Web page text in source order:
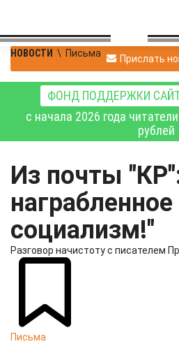
НОВОСТИ \ Письма Прислать
ФОНД ПОДДЕРЖКИ
с начала 2026 года
рублей
Из почты
социализм!"
Разговор начистоту с писателем
Письма